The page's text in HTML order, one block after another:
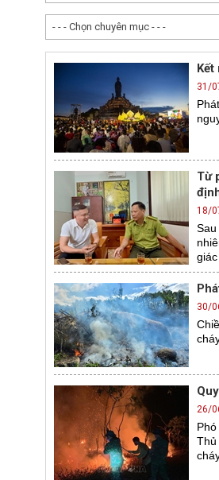
- - - Chọn chuyên mục - - -
Kết
31/
Từ
18/
30/
26/